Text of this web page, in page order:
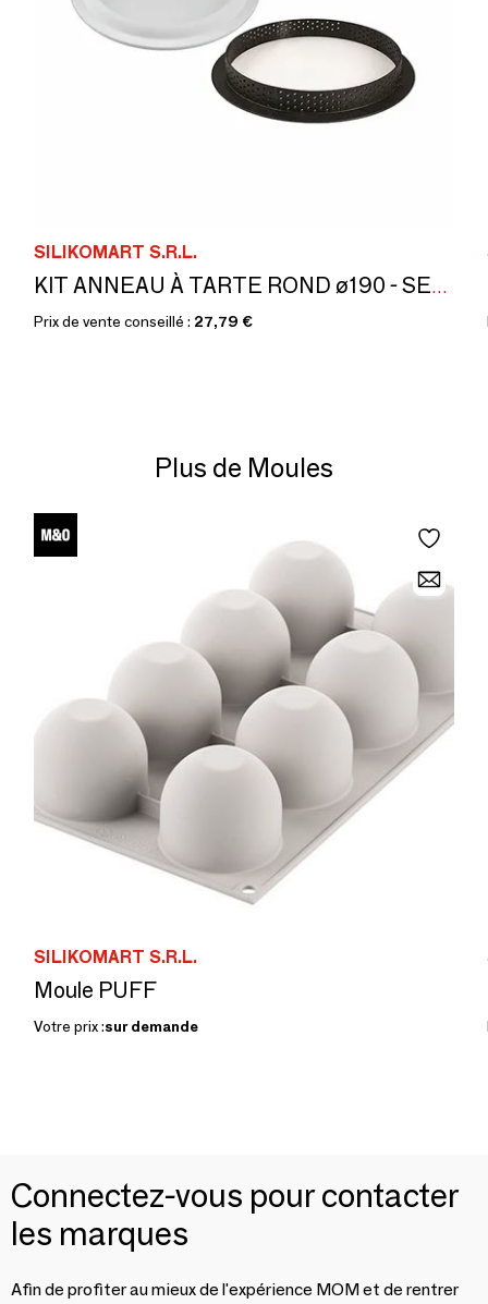
SILIKOMART S.R.L.
KIT ANNEAU À TARTE ROND ø190 - SET MOULE EN SILICONE ø160 MM + ANNEAU
Prix de vente conseillé : 27,79 €
Plus de Moules
SILIKOMART S.R.L.
Moule PUFF
Votre prix :sur demande
Connectez-vous pour contacter
les marques
Afin de profiter au mieux de l'expérience MOM et de rentrer